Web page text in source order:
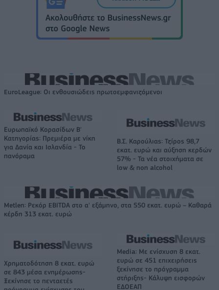
EuroLeague: Οι ενθουσιώδεις πρωτοεμφανιζόμενοι
Ευρωπαϊκό Κορασίδων Β'
Κατηγορίας: Πρεμιέρα με νίκη
για Δανία και Ισλανδία - Το
πανόραμα
Β.Σ. Καρούλιας: Τζίρος 98,7
εκατ. ευρώ και αύξηση κερδών
57% - Τα νέα στοιχήματα σε
low & non alcohol
Metlen: Ρεκόρ EBITDA στο α' εξάμηνο, στα 550 εκατ. ευρώ – Καθαρά
κέρδη 313 εκατ. ευρώ
Χρηματοδότηση 8 εκατ. ευρώ
σε 843 μέσα ενημέρωσης-
Ξεκίνησε το πενταετές
Media: Με ενίσχυση 8 εκατ.
ευρώ σε 451 επιχειρήσεις
ξεκίνησε το πρόγραμμα
στήριξης- Κάλυψη εισφορών
ΕΔΟΕΑΠ